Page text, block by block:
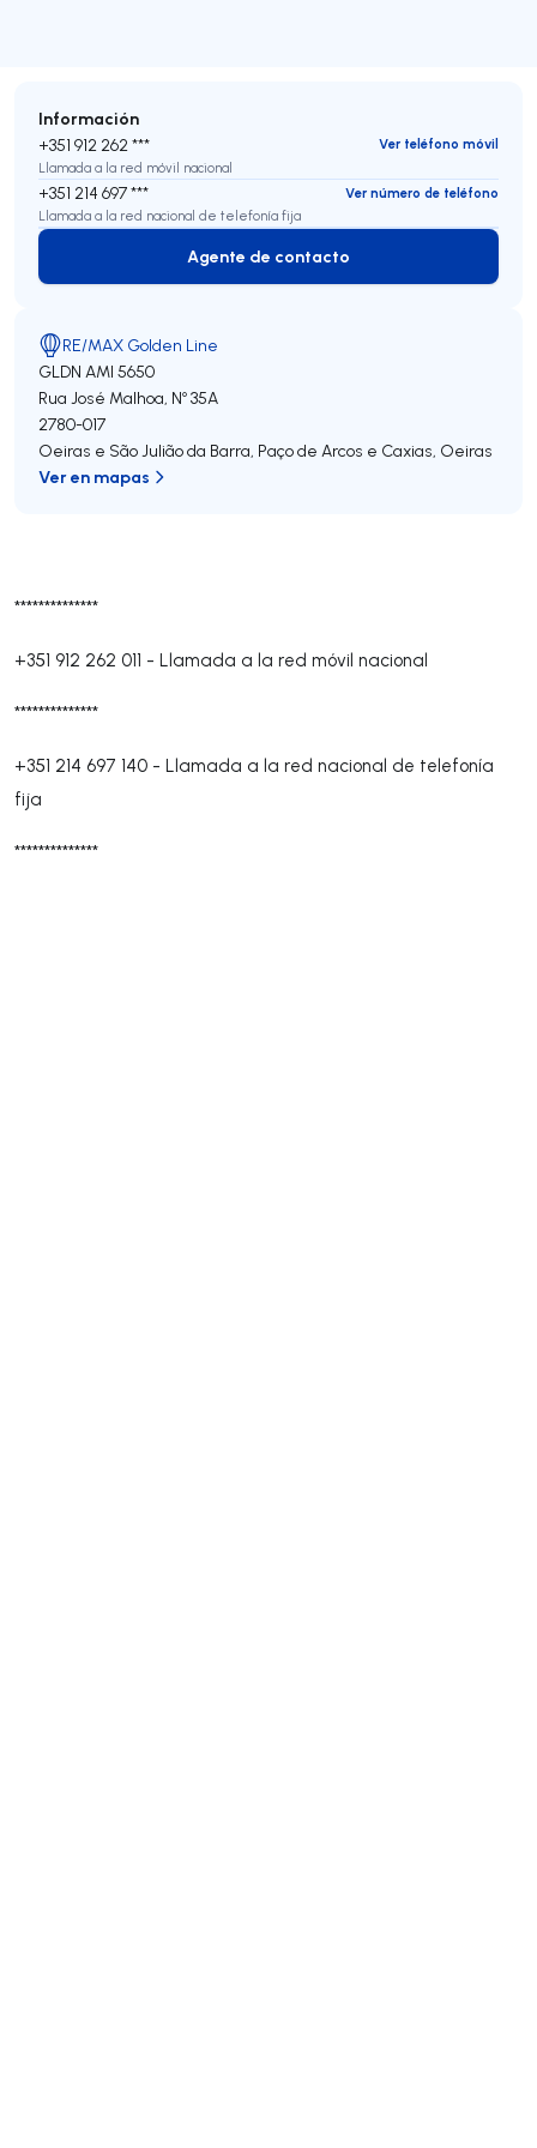
**************
+351 912 262 011 - Llamada a la red móvil nacional
**************
+351 214 697 140 - Llamada a la red nacional de telefonía
fija
**************
Información
+351 912 262 ***
Ver teléfono móvil
Llamada a la red móvil nacional
+351 214 697 ***
Ver número de teléfono
Llamada a la red nacional de telefonía fija
Agente de contacto
Agente de contacto
RE/MAX Golden Line
GLDN AMI 5650
Rua José Malhoa, Nº 35A
2780-017
Oeiras e São Julião da Barra, Paço de Arcos e Caxias, Oeiras
Ver en mapas